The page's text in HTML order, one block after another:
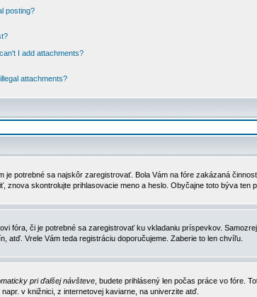
posting?
I add attachments?
attachments?
je potrebné sa najskôr zaregistrovať. Bola Vám na fóre zakázaná
znova skontrolujte prihlasovacie meno a heslo. Obyčajne toto býva ten
fóra, či je potrebné sa zaregistrovať ku vkladaniu príspevkov.
atď. Vrele Vám teda registráciu doporučujeme. Zaberie to len chvíľu.
pri ďalšej návšteve , budete prihlásený len počas práce vo fóre.
v knižnici, z internetovej kaviarne, na univerzite atď.